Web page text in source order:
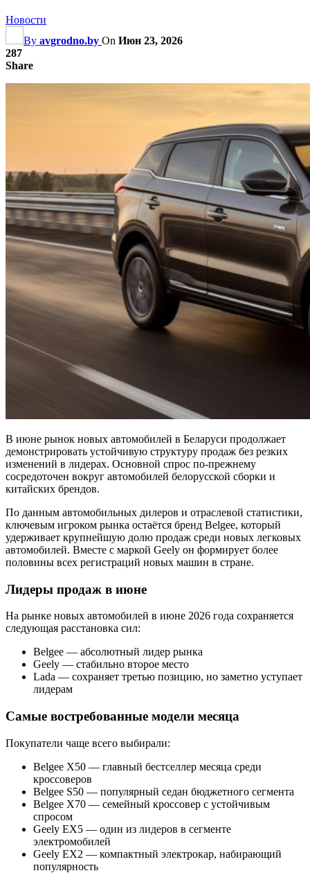
Новости
By avgrodno.by On Июн 23, 2026
287
Share
В июне рынок новых автомобилей в Беларуси продолжает
демонстрировать устойчивую структуру продаж без резких
изменений в лидерах. Основной спрос по-прежнему
сосредоточен вокруг автомобилей белорусской сборки и
китайских брендов.
По данным автомобильных дилеров и отраслевой статистики,
ключевым игроком рынка остаётся бренд Belgee, который
удерживает крупнейшую долю продаж среди новых легковых
автомобилей. Вместе с маркой Geely он формирует более
половины всех регистраций новых машин в стране.
Лидеры продаж в июне
На рынке новых автомобилей в июне 2026 года сохраняется
следующая расстановка сил:
Belgee — абсолютный лидер рынка
Geely — стабильно второе место
Lada — сохраняет третью позицию, но заметно уступает
лидерам
Самые востребованные модели месяца
Покупатели чаще всего выбирали:
Belgee X50 — главный бестселлер месяца среди
кроссоверов
Belgee S50 — популярный седан бюджетного сегмента
Belgee X70 — семейный кроссовер с устойчивым
спросом
Geely EX5 — один из лидеров в сегменте
электромобилей
Geely EX2 — компактный электрокар, набирающий
популярность